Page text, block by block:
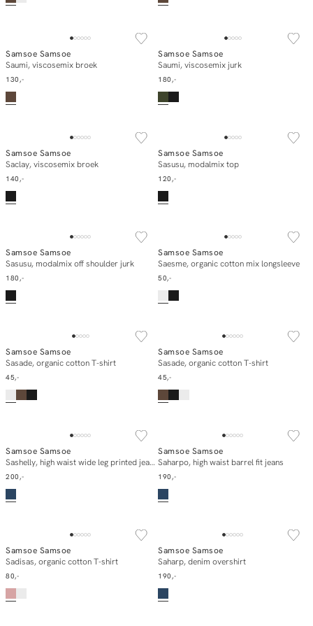
In winkelmand
Samsoe Samsoe
Saumi, viscosemix broek
130,-
In winkelmand
Samsoe Samsoe
Saumi, viscosemix jurk
180,-
In winkelmand
Samsoe Samsoe
Saclay, viscosemix broek
140,-
In winkelmand
Samsoe Samsoe
Sasusu, modalmix top
120,-
In winkelmand
Samsoe Samsoe
Sasusu, modalmix off shoulder jurk
180,-
In winkelmand
Samsoe Samsoe
Saesme, organic cotton mix longsleeve
50,-
In winkelmand
Samsoe Samsoe
Sasade, organic cotton T-shirt
45,-
In winkelmand
Samsoe Samsoe
Sasade, organic cotton T-shirt
45,-
In winkelmand
Samsoe Samsoe
Sashelly, high waist wide leg printed jeans
200,-
In winkelmand
Samsoe Samsoe
Saharpo, high waist barrel fit jeans
190,-
In winkelmand
Samsoe Samsoe
Sadisas, organic cotton T-shirt
80,-
In winkelmand
Samsoe Samsoe
Saharp, denim overshirt
190,-